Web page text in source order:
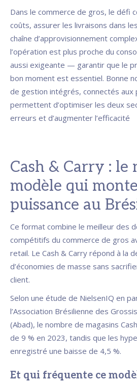
Dans le commerce de gros, le défi
coûts, assurer les livraisons dans
chaîne d’approvisionnement
l’opération est plus proche du
aussi exigeante — garantir que le
bon moment est essentiel. Bonne
de gestion intégrés, connectés
permettent d’optimiser les deux
erreurs et d’augmenter l’efficacité
Cash & Carry : le
modèle qui
puissance au
Ce format combine le meilleur des
compétitifs du commerce de gros
retail. Le Cash & Carry répond à la
d’économies de masse sans
client.
Selon une étude de NielsenIQ en
l’Association Brésilienne des
(Abad), le nombre de magasins
de 9 % en 2023, tandis que les
enregistré une baisse de 4,5 %.
Et qui fréquente ce